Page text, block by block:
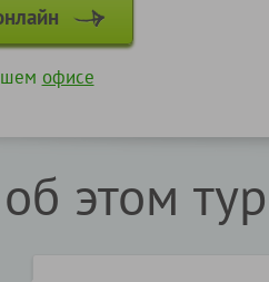
офисе
этом